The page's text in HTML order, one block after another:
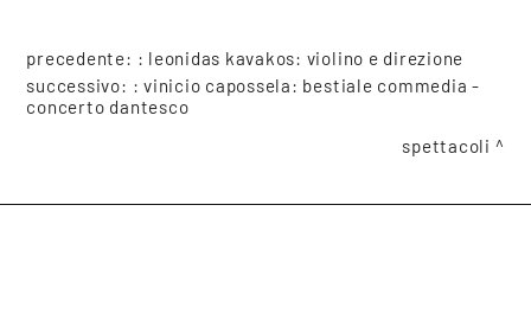
precedente: : leonidas kavakos: violino e direzione
successivo: :vinicio capossela: bestiale commedia -
concerto dantesco
spettacoli